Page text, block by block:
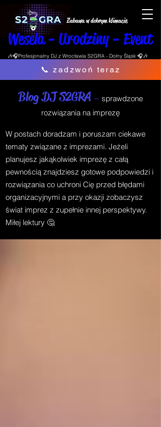
Zabawa w dobrym klimacie
Wesela - Urodziny - Event
🎶🎧Profesjonalny DJ z Wrocławia S2GRA - Dolny Śląsk 🎧🎶
📞 zadzwoń teraz
Blog DJ S2GRA – sprawdzone
rozwiązania na imprezę
W postach doradzam i poruszam ciekawe
tematy związane z imprezami. Jeżeli
planujesz jakąkolwiek imprezę z całą
pewnością znajdziesz gotowe podpowiedzi i
rozwiązania co uchroni Cię przed błędami
organizacyjnymi a przy okazji zobaczysz
świat imprez z zupełnie innej perspektywy.
Miłej lektury 🤔